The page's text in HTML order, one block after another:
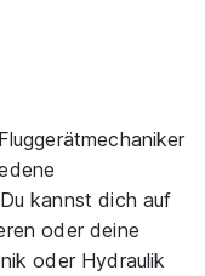
kannst dich auf
oder deine
oder Hydraulik